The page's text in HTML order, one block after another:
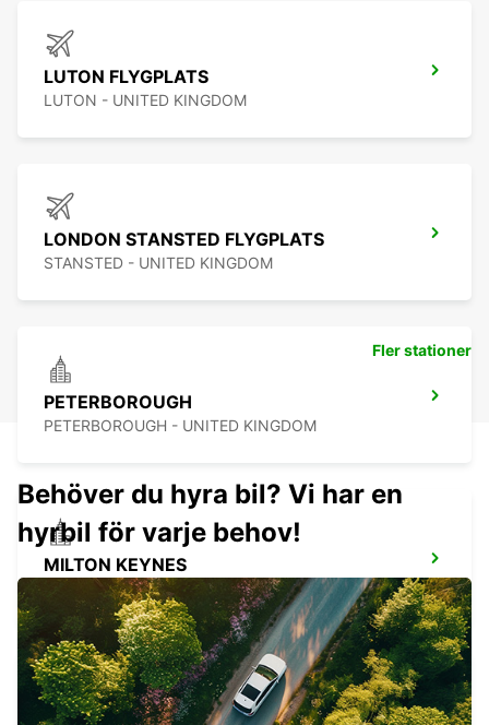
LUTON FLYGPLATS
LUTON - UNITED KINGDOM
LONDON STANSTED FLYGPLATS
STANSTED - UNITED KINGDOM
PETERBOROUGH
PETERBOROUGH - UNITED KINGDOM
MILTON KEYNES
MILTON KEYNES - UNITED KINGDOM
Fler stationer
Behöver du hyra bil? Vi har en
hyrbil för varje behov!